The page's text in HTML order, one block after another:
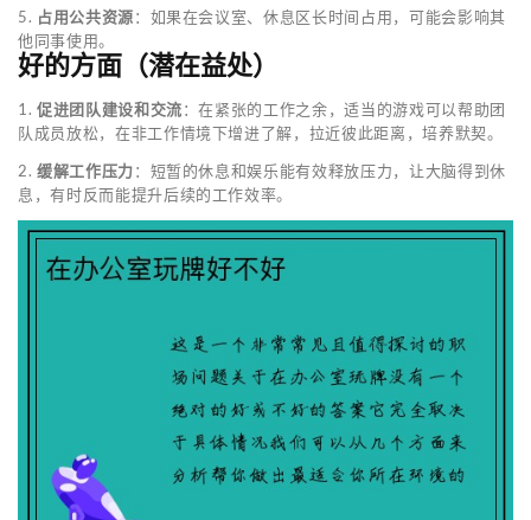
5. 占用公共资源：如果在会议室、休息区长时间占用，可能会影响其
他同事使用。
好的方面（潜在益处）
1. 促进团队建设和交流：在紧张的工作之余，适当的游戏可以帮助团
队成员放松，在非工作情境下增进了解，拉近彼此距离，培养默契。
2. 缓解工作压力：短暂的休息和娱乐能有效释放压力，让大脑得到休
息，有时反而能提升后续的工作效率。